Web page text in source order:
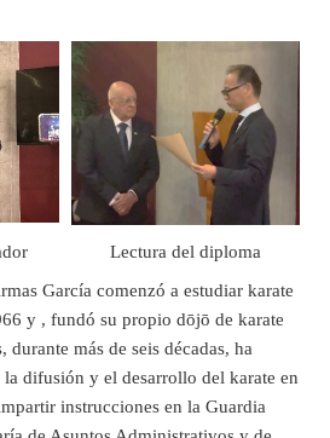
Lectura del diploma
García comenzó a estudiar karate
y , fundó su propio dōjō de karate
durante más de seis décadas, ha
la difusión y el desarrollo del karate en
instrucciones en la Guardia